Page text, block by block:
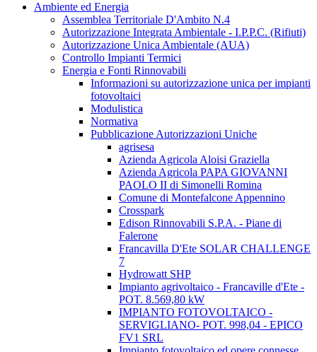
Ambiente ed Energia
Assemblea Territoriale D'Ambito N.4
Autorizzazione Integrata Ambientale - I.P.P.C. (Rifiuti)
Autorizzazione Unica Ambientale (AUA)
Controllo Impianti Termici
Energia e Fonti Rinnovabili
Informazioni su autorizzazione unica per impianti
fotovoltaici
Modulistica
Normativa
Pubblicazione Autorizzazioni Uniche
agrisesa
Azienda Agricola Aloisi Graziella
Azienda Agricola PAPA GIOVANNI
PAOLO II di Simonelli Romina
Comune di Montefalcone Appennino
Crosspark
Edison Rinnovabili S.P.A. - Piane di
Falerone
Francavilla D'Ete SOLAR CHALLENGE
7
Hydrowatt SHP
Impianto agrivoltaico - Francaville d'Ete -
POT. 8.569,80 kW
IMPIANTO FOTOVOLTAICO -
SERVIGLIANO- POT. 998,04 - EPICO
FV1 SRL